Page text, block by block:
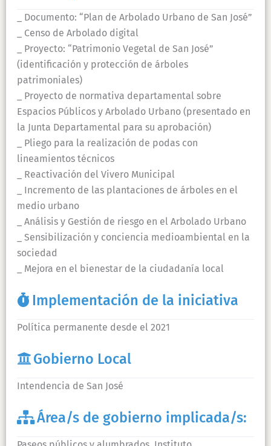
_ Documento: “Plan de Arbolado Urbano de San José”
_ Censo de Arbolado digital
_ Proyecto: “Patrimonio Vegetal de San José”
(identificación y protección de árboles
patrimoniales)
_ Proyecto de normativa departamental sobre
Espacios Públicos y Arbolado Urbano (presentado en
la Junta Departamental para su aprobación)
_ Pliego para la realización de podas con
lineamientos técnicos
_ Reactivación del Vivero Municipal
_ Incremento de las plantaciones de árboles en el
medio urbano
_ Análisis y Gestión de riesgo en el Arbolado Urbano
_ Sensibilización y conciencia medioambiental en la
sociedad
_ Mejora en el bienestar de la ciudadanía local
Implementación de la iniciativa
Política permanente desde el 2021
Gobierno Local
Intendencia de San José
Área/s de gobierno implicada/s: